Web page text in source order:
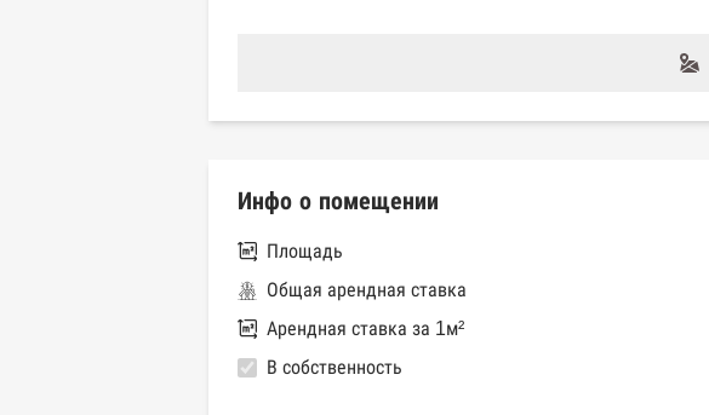
Инфо о помещении
Площадь
Общая арендная ставка
Арендная ставка за 1м²
В собственность